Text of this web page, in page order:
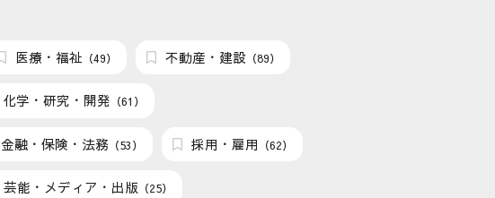
医療・福祉 （49） 不動産・建設 （89）
化学・研究・開発 （61）
金融・保険・法務 （53） 採用・雇用 （62）
芸能・メディア・出版 （25）